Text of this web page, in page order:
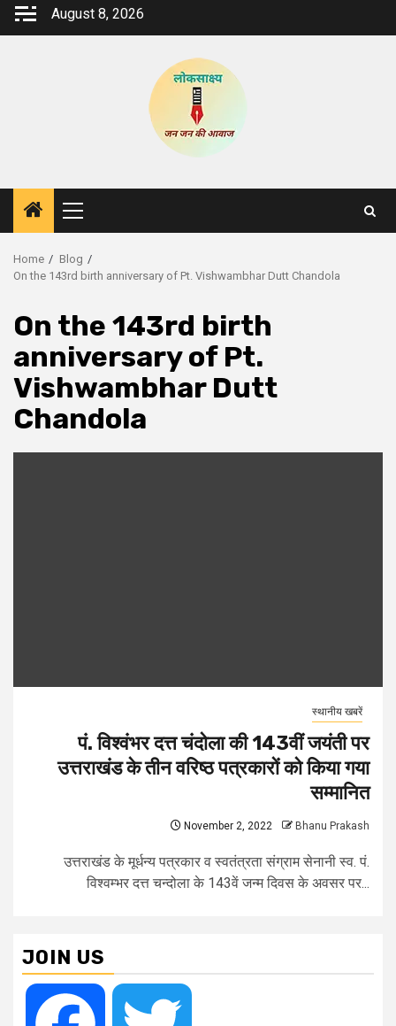
Skip
August 8, 2026
Primary
Menu
Home
Blog
On the 143rd birth anniversary of Pt. Vishwambhar Dutt Chandola
On the 143rd birth
anniversary of Pt.
Vishwambhar Dutt
Chandola
स्थानीय खबरें
पं. विश्वंभर दत्त चंदोला की 143वीं जयंती पर
उत्तराखंड के तीन वरिष्ठ पत्रकारों को किया गया
सम्मानित
November 2, 2022 Bhanu Prakash
उत्तराखंड के मूर्धन्य पत्रकार व स्वतंत्रता संग्राम सेनानी स्व. पं.
विश्वम्भर दत्त चन्दोला के 143वें जन्म दिवस के अवसर पर...
JOIN US